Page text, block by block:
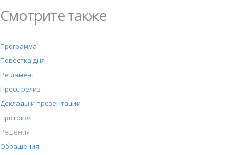
Смотрите также
Программа
Повестка дня
Регламент
Пресс-релиз
Доклады и презентации
Протокол
Решения
Обращения